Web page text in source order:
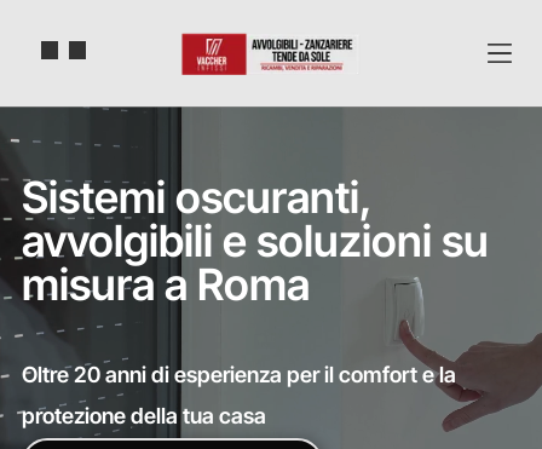
Sistemi oscuranti,
avvolgibili e soluzioni su
misura a Roma
Oltre 20 anni di esperienza per il comfort e la
protezione della tua casa